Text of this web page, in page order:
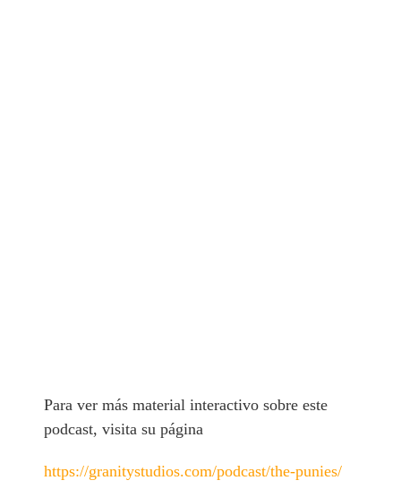
Para ver más material interactivo sobre este
podcast, visita su página
https://granitystudios.com/podcast/the-punies/